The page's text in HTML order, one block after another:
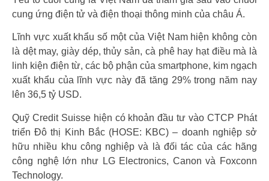
cung ứng điện tử và điện thoại thông minh của châu Á.
Lĩnh vực xuất khẩu số một của Việt Nam hiện không còn
là dệt may, giày dép, thủy sản, cà phê hay hạt điều mà là
linh kiện điện từ, các bộ phận của smartphone, kim ngạch
xuất khẩu của lĩnh vực này đã tăng 29% trong năm nay
lên 36,5 tỷ USD.
Quỹ Credit Suisse hiện có khoản đầu tư vào CTCP Phát
triển Đô thị Kinh Bắc (HOSE: KBC) – doanh nghiệp sở
hữu nhiều khu công nghiệp và là đối tác của các hãng
công nghệ lớn như LG Electronics, Canon và Foxconn
Technology.